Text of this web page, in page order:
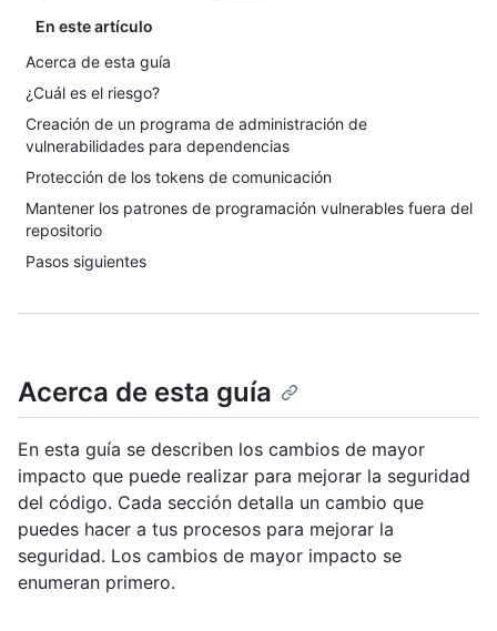
En este artículo
Acerca de esta guía
¿Cuál es el riesgo?
Creación de un programa de administración de
vulnerabilidades para dependencias
Protección de los tokens de comunicación
Mantener los patrones de programación vulnerables fuera del
repositorio
Pasos siguientes
Acerca de esta guía
En esta guía se describen los cambios de mayor
impacto que puede realizar para mejorar la seguridad
del código. Cada sección detalla un cambio que
puedes hacer a tus procesos para mejorar la
seguridad. Los cambios de mayor impacto se
enumeran primero.